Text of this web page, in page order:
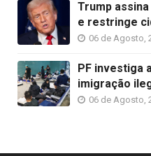
Trump
e restringe
06 de Agosto,
PF investiga
imigração
06 de Agosto,